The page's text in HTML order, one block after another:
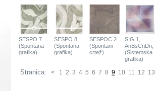
SESPO 7
(Spontana
grafika)
SESPO 8
(Spontana
grafika)
SESPOC 2
(Spontani
crtež)
SIG 1,
AnBsCnDn,
(Sistemska
grafika)
Stranica: < 1 2 3 4 5 6 7 8 9 10 11 12 13